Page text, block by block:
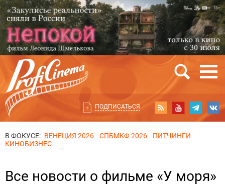
ПОДПИСАТЬСЯ
В ФОКУСЕ: ВЕНЕЦИЯ 2026 СПБМКФ 2026
ПИТЧИНГИ
КИНОБИЗНЕС
Все новости о фильме «У моря»